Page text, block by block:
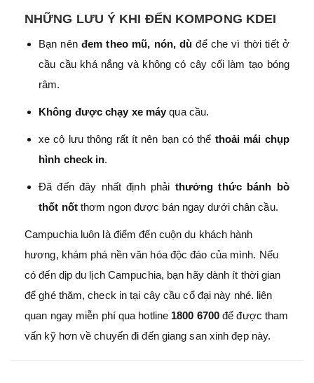
NHỮNG LƯU Ý KHI ĐẾN KOMPONG KDEI
Bạn nên đem theo mũ, nón, dù để che vì thời tiết ở
cầu cầu khá nắng và không có cây cối làm tạo bóng
râm.
Không được chạy xe máy qua cầu.
xe cộ lưu thông rất ít nên bạn có thể thoải mái chụp
hình check in.
Đã đến đây nhất định phải thưởng thức bánh bò
thốt nốt thơm ngon được bán ngay dưới chân cầu.
Campuchia luôn là điểm đến cuộn du khách hành
hương, khám phá nền văn hóa độc đáo của mình. Nếu
có đến dịp du lịch Campuchia, bạn hãy dành ít thời gian
để ghé thăm, check in tại cây cầu cổ đại này nhé. liên
quan ngay miễn phí qua hotline 1800 6700 để được tham
vấn kỹ hơn về chuyến đi đến giang san xinh đẹp này.